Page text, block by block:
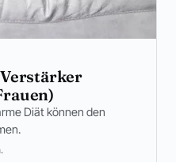
Diät können den